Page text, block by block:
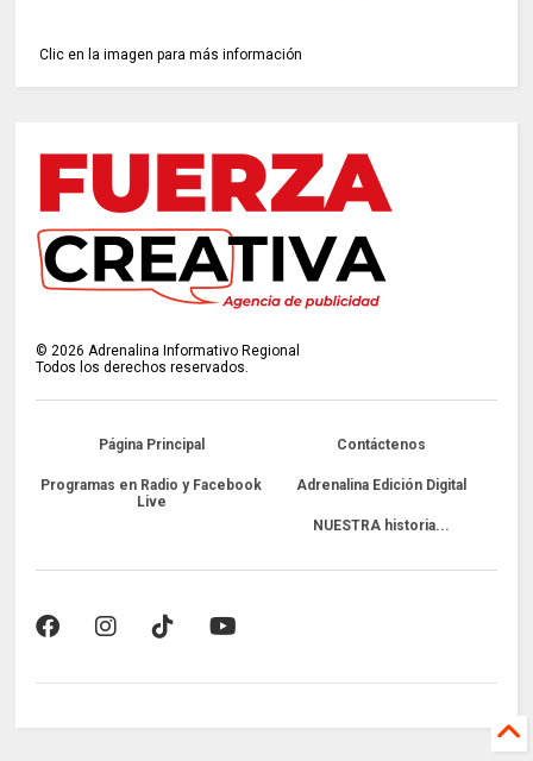
Clic en la imagen para más información
©2026 Adrenalina Informativo Regional
Todos los derechos reservados.
Página Principal Contáctenos
Programas en Radio y Facebook
Live
Adrenalina Edición Digital
NUESTRA historia...